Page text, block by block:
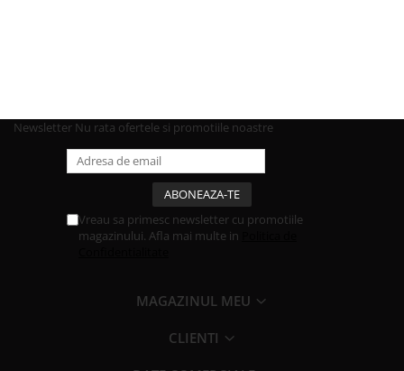
Newsletter Nu rata ofertele si promotiile noastre
Vreau sa primesc newsletter cu promotiile
magazinului. Afla mai multe in
MAGAZINUL MEU
CLIENTI